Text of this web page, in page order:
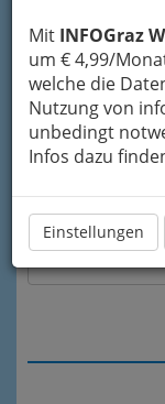
Mit INFOGraz
um € 4,99/
welche die
Nutzung von
unbedingt
Infos dazu
Einstellungen
Meine